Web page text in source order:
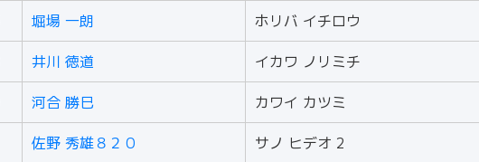
堀場 一朗 ホリバ イチロウ
井川 徳道 イカワ ノリミチ
河合 勝巳 カワイ カツミ
佐野 秀雄８２０ サノ ヒデオ 2